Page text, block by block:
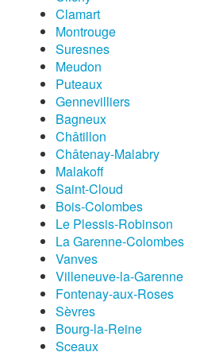
Clamart
Montrouge
Suresnes
Meudon
Puteaux
Gennevilliers
Bagneux
Châtillon
Châtenay-Malabry
Malakoff
Saint-Cloud
Bois-Colombes
Le Plessis-Robinson
La Garenne-Colombes
Vanves
Villeneuve-la-Garenne
Fontenay-aux-Roses
Sèvres
Bourg-la-Reine
Sceaux